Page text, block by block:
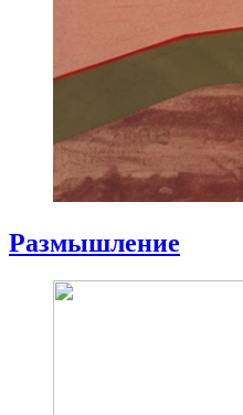
Размышление